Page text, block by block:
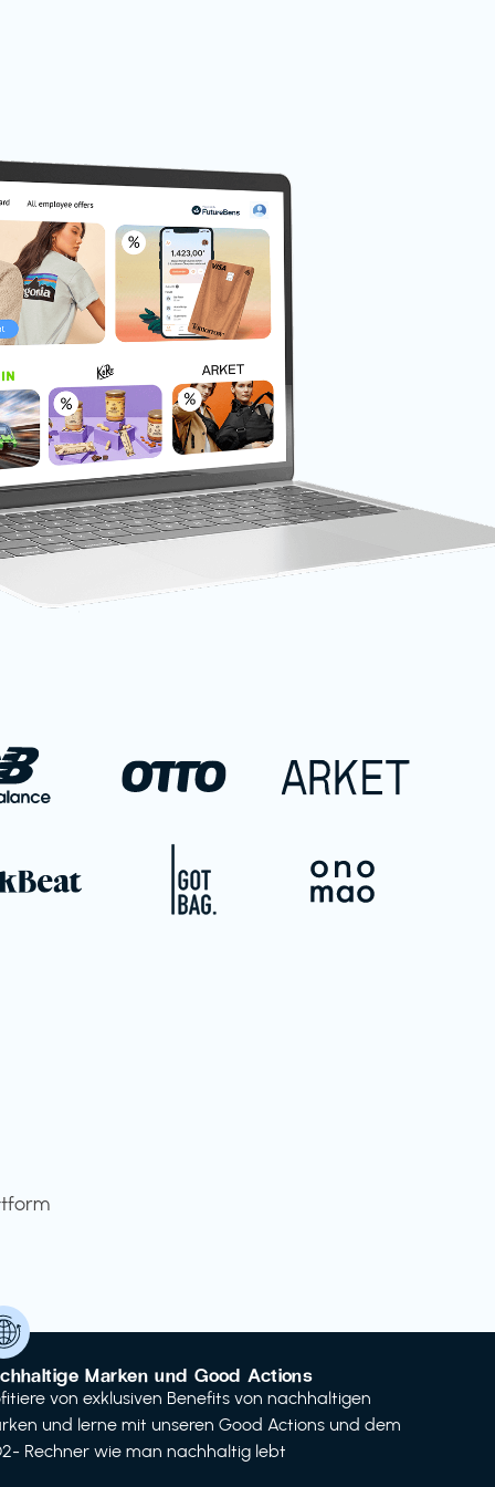
Marken und Good Actions
von exklusiven Benefits von nachhaltigen
und lerne mit unseren Good Actions und dem
Rechner wie man nachhaltig lebt